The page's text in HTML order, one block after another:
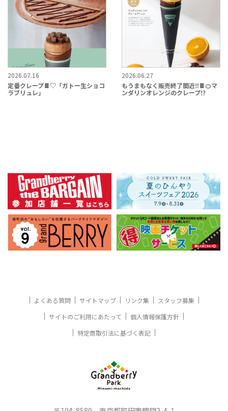
2026.07.16
定番クレープ🍫♡「ガトー生ショコ
ラブリュレ」
2026.06.27
もうまもなく販売終了間近‼️🍫🍊マ
ンダリンオレンジのクレープ⁉️
よくある質問 サイトマップ リンク集
スタッフ募集
サイトのご利用にあたって
個人情報保護方針
特定商取引法に基づく表記